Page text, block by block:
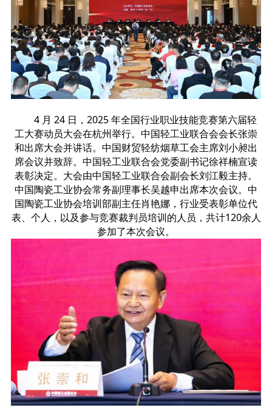
4 月 24 日，2025 年全国行业职业技能竞赛第六届轻
工大赛动员大会在杭州举行。中国轻工业联合会会长张崇
和出席大会并讲话。中国财贸轻纺烟草工会主席刘小昶出
席会议并致辞。中国轻工业联合会党委副书记徐祥楠宣读
表彰决定。大会由中国轻工业联合会副会长刘江毅主持。
中国陶瓷工业协会常务副理事长吴越申出席本次会议。中
国陶瓷工业协会培训部副主任肖艳娜，行业受表彰单位代
表、个人，以及参与竞赛裁判员培训的人员，共计120余人
参加了本次会议。